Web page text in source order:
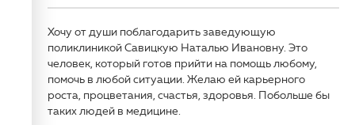
Хочу от души поблагодарить заведующую
поликлиникой Савицкую Наталью Ивановну. Это
человек, который готов прийти на помощь любому,
помочь в любой ситуации. Желаю ей карьерного
роста, процветания, счастья, здоровья. Побольше бы
таких людей в медицине.